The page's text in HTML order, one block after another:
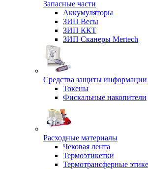
Запасные части
Аккумуляторы
ЗИП Весы
ЗИП ККТ
ЗИП Сканеры Mertech
Средства защиты информации
Токены
Фискальные накопители
Расходные материалы
Чековая лента
Термоэтикетки
Термотрансферные